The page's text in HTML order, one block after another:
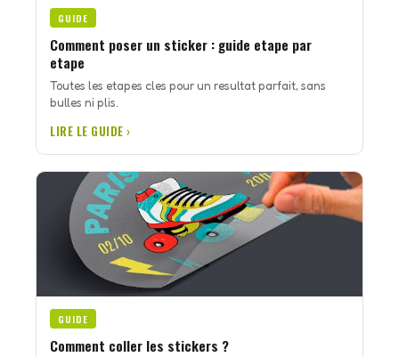
GUIDE
Comment poser un sticker : guide etape par
etape
Toutes les etapes cles pour un resultat parfait, sans
bulles ni plis.
LIRE LE GUIDE ›
GUIDE
Comment coller les stickers ?